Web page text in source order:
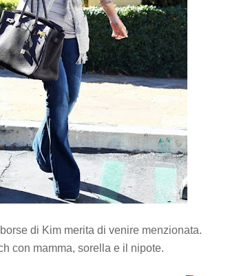
di Kim merita di venire menzionata.
con mamma, sorella e il nipote.